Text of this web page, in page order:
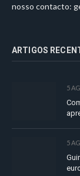
nosso contacto:
ARTIGOS
5
5